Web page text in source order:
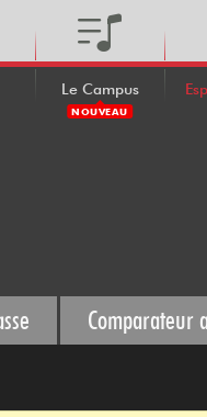
Le Campus
NOUVEAU
Comparateur